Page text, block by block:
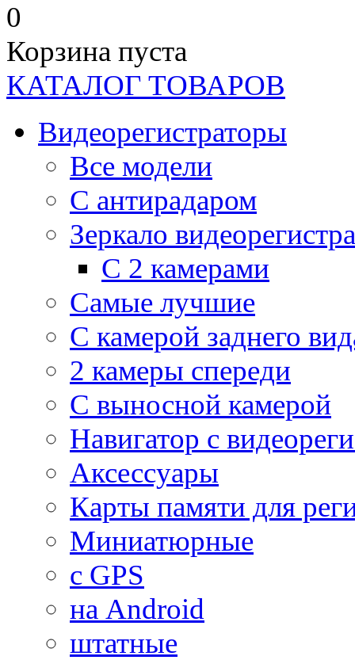
0
Корзина пуста
КАТАЛОГ ТОВАРОВ
Видеорегистраторы
Все модели
C антирадаром
Зеркало
С 2 камерами
Самые лучшие
С камерой заднего
2 камеры спереди
С выносной камерой
Навигатор с
Аксессуары
Карты памяти для
Миниатюрные
с GPS
на Android
штатные